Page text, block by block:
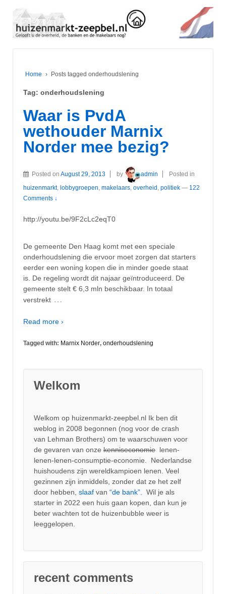
Home › Posts tagged onderhoudslening
Tag: onderhoudslening
Waar is PvdA
wethouder Marnix
Norder mee bezig?
Posted on August 29, 2013 by admin
Posted in
huizenmarkt, lobbygroepen, makelaars, overheid , politiek — 122
Comments ↓
http://youtu.be/9F2cLc2eqT0
De gemeente Den Haag komt met een speciale
onderhoudslening die ervoor moet zorgen dat starters
eerder een woning kopen die in minder goede staat
is. De regeling wordt dit najaar geïntroduceerd. De
gemeente stelt € 6,3 mln beschikbaar. In totaal
verstrekt …
Read more ›
Tagged with: Marnix Norder, onderhoudslening
Welkom
Welkom op huizenmarkt-zeepbel.nl Ik ben dit
weblog in 2008 begonnen (nog voor de crash
van Lehman Brothers) om te waarschuwen voor
de gevaren van onze kenniseconomie lenen-
lenen-lenen-consumptie-economie. Nederlandse
huishoudens zijn wereldkampioen lenen. Veel
gezinnen zijn inmiddels, zonder dat ze het zelf
door hebben, slaaf van “de bank”.
Wil je als
starter in 2022 een huis gaan kopen, dan kun je
beter wachten tot de huizenbubble weer is
leeggelopen.
recent comments